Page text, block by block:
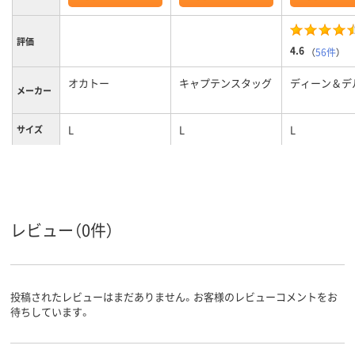
評価
4.6 （56件）
メーカー オカトー キャプテンスタッグ ディーン＆
サイズ L L L
レビュー（0件）
投稿されたレビューはまだありません。お客様のレビューコメントをお
待ちしています。